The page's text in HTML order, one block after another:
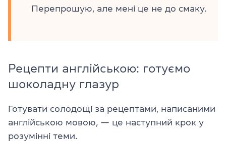
Перепрошую, але мені це не до смаку.
Рецепти англійською: готуємо
шоколадну глазур
Готувати солодощі за рецептами, написаними
англійською мовою, — це наступний крок у
розумінні теми.